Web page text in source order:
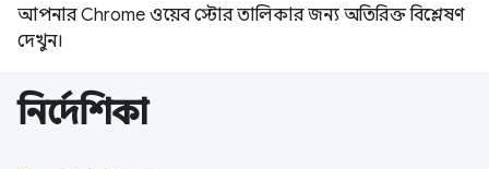
আপনার Chrome ওয়েব স্টোর তালিকার জন্য অতিরিক্ত বিশ্লেষণ
দেখুন।
নির্দেশিকা